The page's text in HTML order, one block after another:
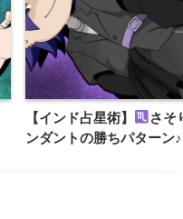
【インド占星術】
さそ
ンダントの勝ちパターン♪